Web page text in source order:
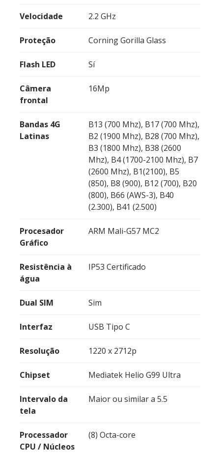
Velocidade 2.2 GHz
Proteção Corning Gorilla Glass
Flash LED Sí
Câmera
frontal
16Mp
Bandas 4G
Latinas
B13 (700 Mhz), B17 (700 Mhz),
B2 (1900 Mhz), B28 (700 Mhz),
B3 (1800 Mhz), B38 (2600
Mhz), B4 (1700-2100 Mhz), B7
(2600 Mhz), B1(2100), B5
(850), B8 (900), B12 (700), B20
(800), B66 (AWS-3), B40
(2.300), B41 (2.500)
Procesador
Gráfico
ARM Mali-G57 MC2
Resistência à
água
IP53 Certificado
Dual SIM Sim
Interfaz USB Tipo C
Resolução 1220 x 2712p
Chipset Mediatek Helio G99 Ultra
Intervalo da
tela
Maior ou similar a 5.5
Processador
CPU / Núcleos
(8) Octa-core